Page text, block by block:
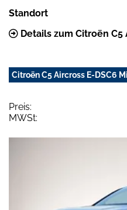
Standort
Details zum Citroën C5
Citroën C5 Aircross E-DSC6
Preis:
MWSt: